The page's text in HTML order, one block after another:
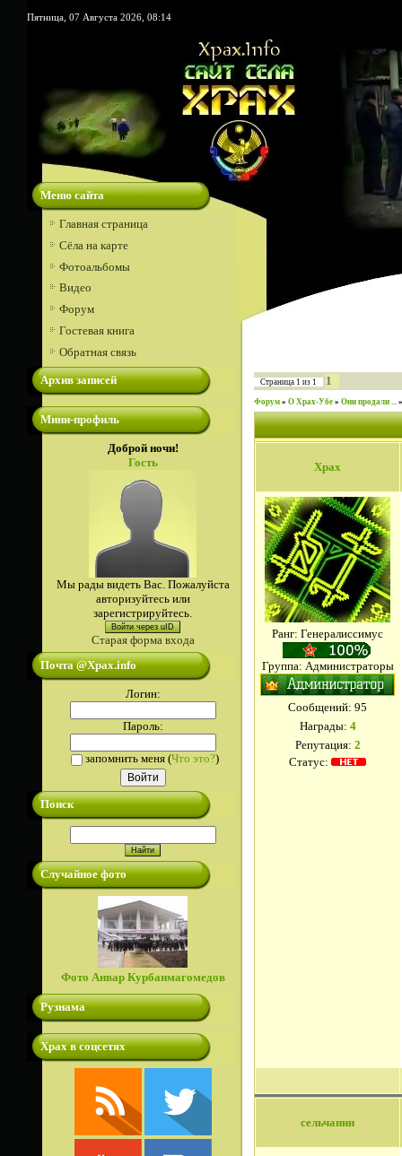
Пятница, 07 Августа 2026, 08:14
Меню сайта
Главная страница
Сёла на карте
Фотоальбомы
Видео
Форум
Гостевая книга
Обратная связь
Архив записей
Мини-профиль
Доброй ночи!
Гость
Мы рады видеть Вас. Пожалуйста
авторизуйтесь или
зарегистрируйтесь.
Войти через uID
Старая форма входа
Почта @Xpax.info
Логин:
Пароль:
запомнить меня(Что это?)
Поиск
Случайное фото
Фото Анвар Курбанмагомедов
Рузнама
Храх в соцсетях
Страница 1 из 1 1
Форум » О Храх-Убе » Они продали ... »
Xpax
Ранг: Генералиссимус
Группа: Администраторы
Сообщений: 95
Награды: 4
Репутация: 2
Статус:
сельчанин